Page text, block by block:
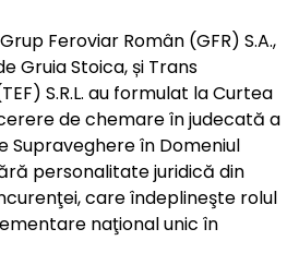
Feroviar Român (GFR) S.A.,
Gruia Stoica, și Trans
S.R.L. au formulat la Curtea
de chemare în judecată a
Supraveghere în Domeniul
personalitate juridică din
care îndeplineşte rolul
naţional unic în